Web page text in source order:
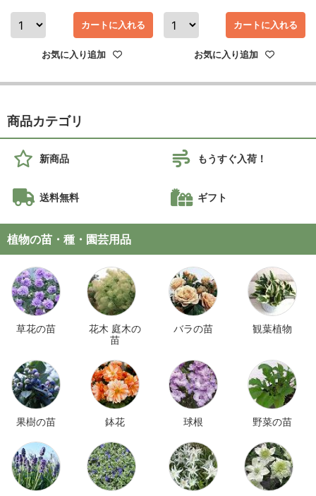
カートに入れる
お気に入り追加
カートに入れる
お気に入り追加
商品カテゴリ
新商品 もうすぐ入荷！
送料無料 ギフト
植物の苗・種・園芸用品
草花の苗
花木 庭木の
苗
バラの苗 観葉植物
果樹の苗 鉢花 球根 野菜の苗